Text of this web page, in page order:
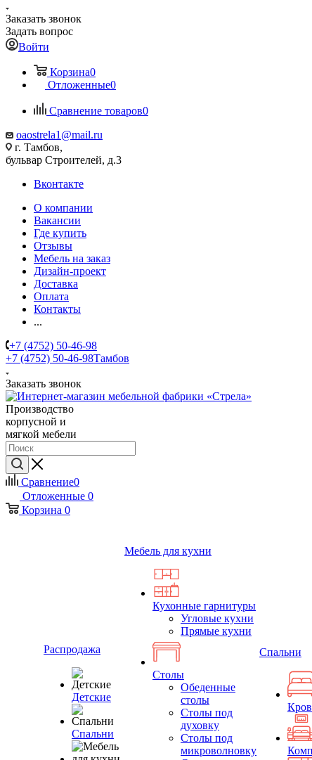
Заказать звонок
Задать вопрос
Войти
Корзина0
Отложенные0
Сравнение товаров0
oaostrela1@mail.ru
г. Тамбов,
бульвар Строителей, д.3
Вконтакте
О компании
Вакансии
Где купить
Отзывы
Мебель на заказ
Дизайн-проект
Доставка
Оплата
Контакты
...
+7 (4752) 50-46-98
+7 (4752) 50-46-98Тамбов
Заказать звонок
Производство
корпусной и
мягкой мебели
Сравнение0
Отложенные 0
Корзина 0
Распродажа
Детские
Спальни
Мебель для кухни
Кухонные гарнитуры
Угловые кухни
Прямые кухни
Столы
Обеденные
столы
Столы под
духовку
Столы под
микроволновку
Спальни